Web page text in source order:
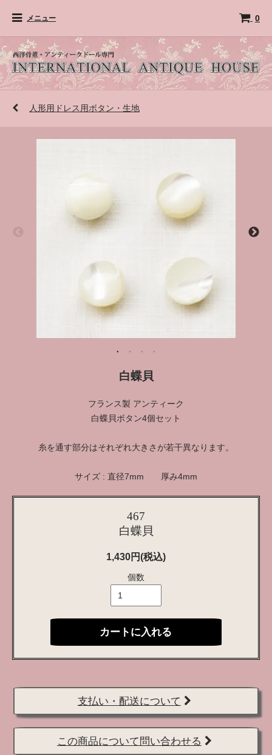
メニュー 0
人形用ドレス用ボタン・生地
白蝶貝
フランス製 アンティーク
白蝶貝ボタン4個セット
糸を通す部分はそれぞれ大きさが若干異なります。
サイズ : 直径7mm 厚み4mm
467
白蝶貝
1,430円(税込)
個数
カートに入れる
支払い・配送について
この商品について問い合わせる